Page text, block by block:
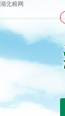
湖北粮网